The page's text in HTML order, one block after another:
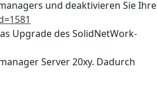
und deaktivieren Sie Ihre
Upgrade des SolidNetWork-
Server 20xy. Dadurch